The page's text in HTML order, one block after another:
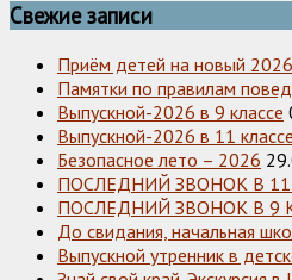
Свежие записи
Приём детей на новый
Памятки по правилам
Выпускной-2026 в 9 классе
Выпускной-2026 в 11 классе
Безопасное лето – 2026
ПОСЛЕДНИЙ ЗВОНОК В 11
ПОСЛЕДНИЙ ЗВОНОК В 9
До свидания, начальная
Выпускной утренник в